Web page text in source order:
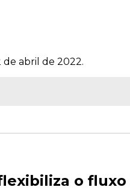
de abril de 2022.
o